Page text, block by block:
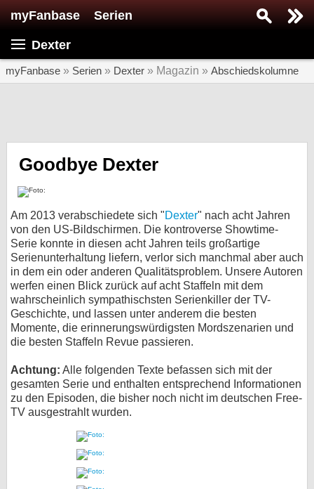
myFanbase Serien
Dexter
myFanbase » Serien » Dexter » Magazin » Abschiedskolumne
Goodbye Dexter
Am 2013 verabschiedete sich "Dexter" nach acht Jahren
von den US-Bildschirmen. Die kontroverse Showtime-
Serie konnte in diesen acht Jahren teils großartige
Serienunterhaltung liefern, verlor sich manchmal aber auch
in dem ein oder anderen Qualitätsproblem. Unsere Autoren
werfen einen Blick zurück auf acht Staffeln mit dem
wahrscheinlich sympathischsten Serienkiller der TV-
Geschichte, und lassen unter anderem die besten
Momente, die erinnerungswürdigsten Mordszenarien und
die besten Staffeln Revue passieren.
Achtung: Alle folgenden Texte befassen sich mit der
gesamten Serie und enthalten entsprechend Informationen
zu den Episoden, die bisher noch nicht im deutschen Free-
TV ausgestrahlt wurden.
SERIEN
Specials
SERVICE
Gewinnspiele
Forum
bei X
bei Facebook